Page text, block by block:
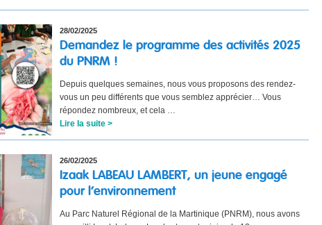
28/02/2025
Demandez le programme des activités 2025
du PNRM !
Depuis quelques semaines, nous vous proposons des rendez-
vous un peu différents que vous semblez apprécier… Vous
répondez nombreux, et cela …
Lire la suite >
26/02/2025
Izaak LABEAU LAMBERT, un jeune engagé
pour l’environnement
Au Parc Naturel Régional de la Martinique (PNRM), nous avons